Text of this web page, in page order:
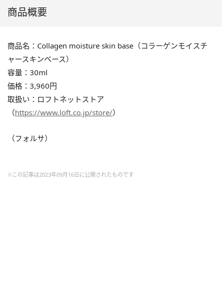
商品概要
商品名：Collagen moisture skin base（コラーゲンモイスチ
ャースキンベース）
容量：30ml
価格：3,960円
取扱い：ロフトネットストア
（https://www.loft.co.jp/store/）
（フォルサ）
※この記事は2023年09月16日に公開されたものです